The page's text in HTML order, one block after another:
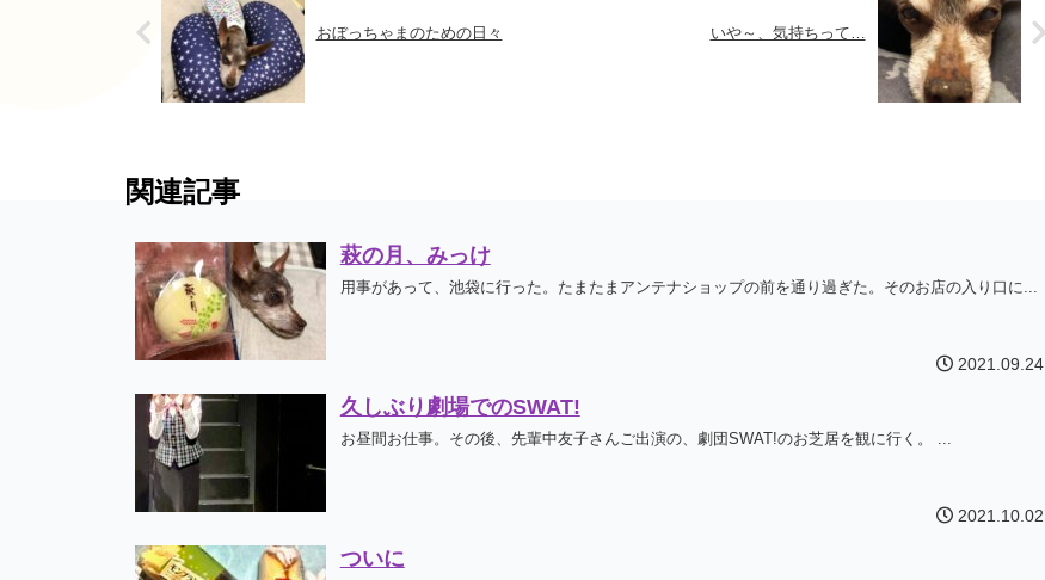
おぼっちゃまのための日々 いや～、気持ちって…
関連記事
萩の月、みっけ
用事があって、池袋に行った。たまたまアンテナショップの前を通り過ぎた。そのお店の入り口に...
2021.09.24
久しぶり劇場でのSWAT!
お昼間お仕事。その後、先輩中友子さんご出演の、劇団SWAT!のお芝居を観に行く。 ...
2021.10.02
ついに